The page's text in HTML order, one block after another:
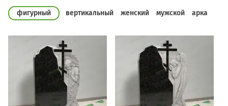
фигурный вертикальный женский мужской арка